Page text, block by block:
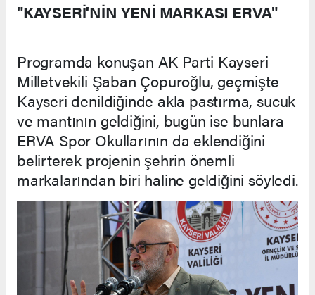
"KAYSERİ'NİN YENİ MARKASI ERVA"
Programda konuşan AK Parti Kayseri
Milletvekili Şaban Çopuroğlu, geçmişte
Kayseri denildiğinde akla pastırma, sucuk
ve mantının geldiğini, bugün ise bunlara
ERVA Spor Okullarının da eklendiğini
belirterek projenin şehrin önemli
markalarından biri haline geldiğini söyledi.